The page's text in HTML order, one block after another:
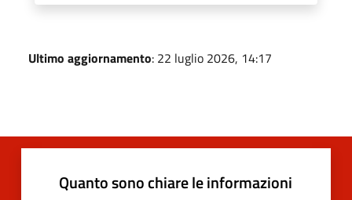
Ultimo aggiornamento: 22 luglio 2026, 14:17
Quanto sono chiare le informazioni